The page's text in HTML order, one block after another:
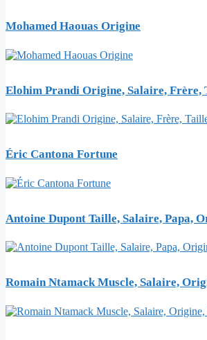
Mohamed Haouas Origine
Elohim Prandi Origine, Salaire, Frère,
Éric Cantona Fortune
Antoine Dupont Taille, Salaire, Papa,
Romain Ntamack Muscle, Salaire,